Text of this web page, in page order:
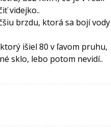
videjko..
brzdu, ktorá sa bojí vody
išiel 80 v ľavom pruhu,
sklo, lebo potom nevidí..